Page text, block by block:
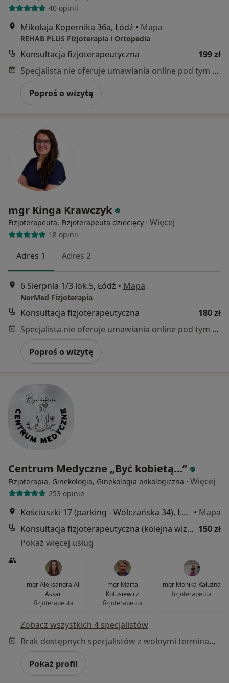
40 opinii
Mikołaja Kopernika 36a, Łódź • Mapa
REHAB PLUS Fizjoterapia i Ortopedia
Konsultacja fizjoterapeutyczna
199 zł
Specjalista nie oferuje umawiania online pod tym adresem.
Poproś o wizytę
mgr Kinga Krawczyk
Fizjoterapeuta, Fizjoterapeuta dziecięcy · Więcej
18 opinii
Adres 1 Adres 2
6 Sierpnia 1/3 lok.5, Łódź • Mapa
NorMed Fizjoterapia
Konsultacja fizjoterapeutyczna
180 zł
Specjalista nie oferuje umawiania online pod tym adresem.
Poproś o wizytę
Centrum Medyczne „Być kobietą…”
Fizjoterapia, Ginekologia, Ginekologia onkologiczna · Więcej
253 opinie
Kościuszki 17 (parking - Wólczańska 34), Łódź • Mapa
Konsultacja fizjoterapeutyczna (kolejna wizyta) 150 zł
Pokaż więcej usług
mgr Aleksandra Al-
Askari
fizjoterapeuta
mgr Marta
Kotusiewicz
fizjoterapeuta
mgr Monika Kałużna
fizjoterapeuta
Zobacz wszystkich 4 specjalistów
Brak dostępnych specjalistów z wolnymi terminami w tym centrum medycznym.
Pokaż profil